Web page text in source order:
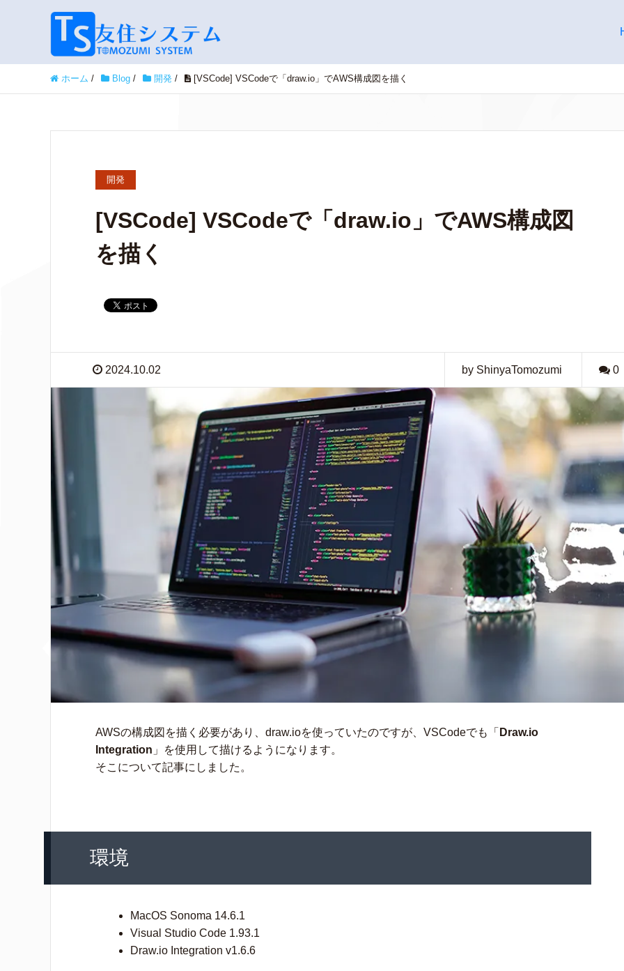
ホーム / Blog / 開発 / [VSCode] VSCodeで「draw.io」でAWS構成図を描く
開発
[VSCode] VSCodeで「draw.io」でAWS構成図
を描く
2024.10.02 by ShinyaTomozumi 0
AWSの構成図を描く必要があり、draw.ioを使っていたのですが、VSCodeでも「 Draw.io
Integration 」を使用して描けるようになります。
そこについて記事にしました。
環境
MacOS Sonoma 14.6.1
Visual Studio Code 1.93.1
Draw.io Integration v1.6.6